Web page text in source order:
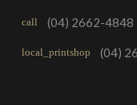
call (04) 2662-4848
local_printshop (04)